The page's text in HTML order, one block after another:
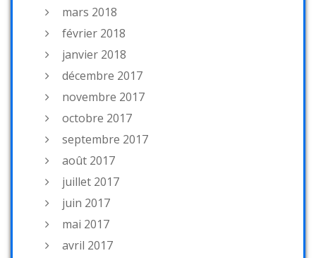
mars 2018
février 2018
janvier 2018
décembre 2017
novembre 2017
octobre 2017
septembre 2017
août 2017
juillet 2017
juin 2017
mai 2017
avril 2017